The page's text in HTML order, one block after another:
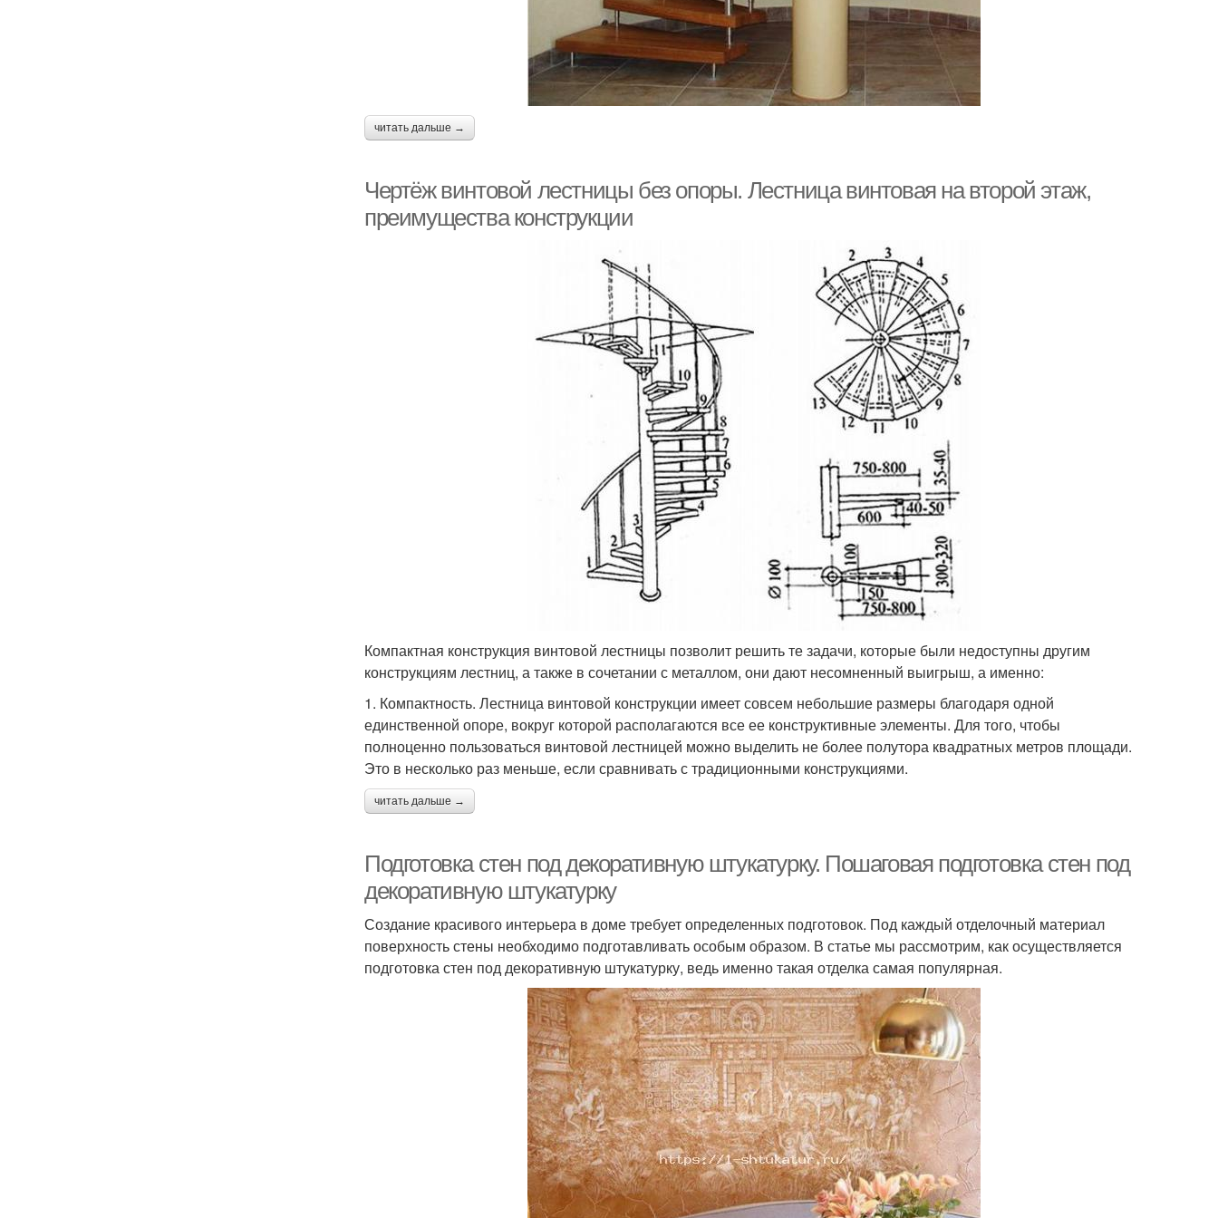
читать дальше →
Чертёж винтовой лестницы без опоры. Лестница винтовая на второй этаж,
преимущества конструкции
Компактная конструкция винтовой лестницы позволит решить те задачи, которые были недоступны другим
конструкциям лестниц, а также в сочетании с металлом, они дают несомненный выигрыш, а именно:
1. Компактность. Лестница винтовой конструкции имеет совсем небольшие размеры благодаря одной
единственной опоре, вокруг которой располагаются все ее конструктивные элементы. Для того, чтобы
полноценно пользоваться винтовой лестницей можно выделить не более полутора квадратных метров площади.
Это в несколько раз меньше, если сравнивать с традиционными конструкциями.
читать дальше →
Подготовка стен под декоративную штукатурку. Пошаговая подготовка стен под
декоративную штукатурку
Создание красивого интерьера в доме требует определенных подготовок. Под каждый отделочный материал
поверхность стены необходимо подготавливать особым образом. В статье мы рассмотрим, как осуществляется
подготовка стен под декоративную штукатурку, ведь именно такая отделка самая популярная.